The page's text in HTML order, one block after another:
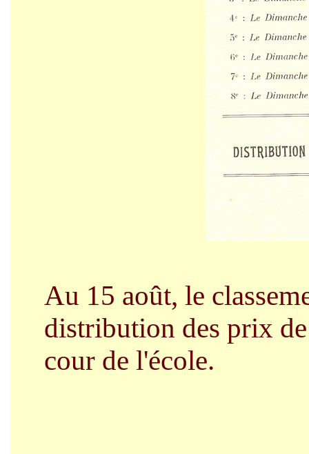
Au 15 août, le
distribution des prix
cour de l'école.